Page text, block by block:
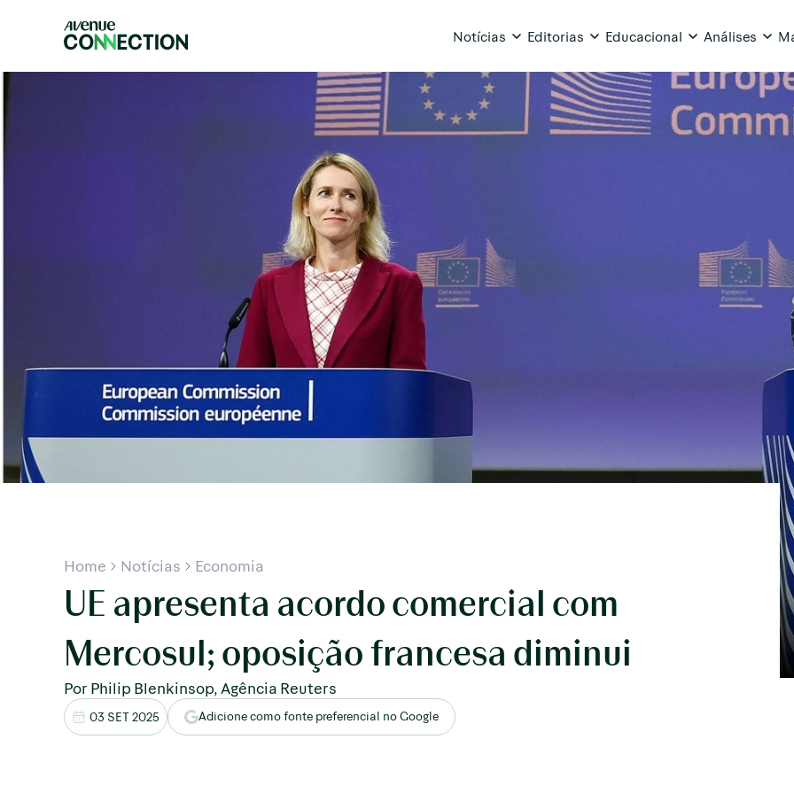
Notícias Editorias Educacional Análises
Home Notícias Economia
UE apresenta acordo comercial com
Mercosul; oposição francesa diminui
Por Philip Blenkinsop, Agência Reuters
03 SET 2025 Adicione como fonte preferencial no Google